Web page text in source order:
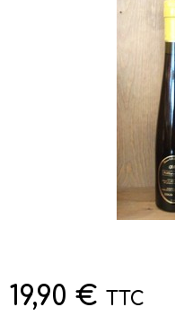
19,90 € TTC